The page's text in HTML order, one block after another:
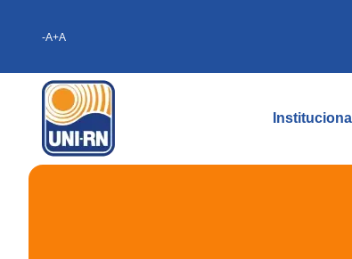
-A+A
Institucional